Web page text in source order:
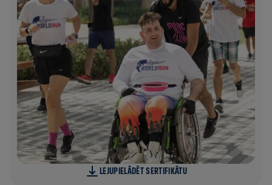
LEJUPIELĀDĒT SERTIFIKĀTU